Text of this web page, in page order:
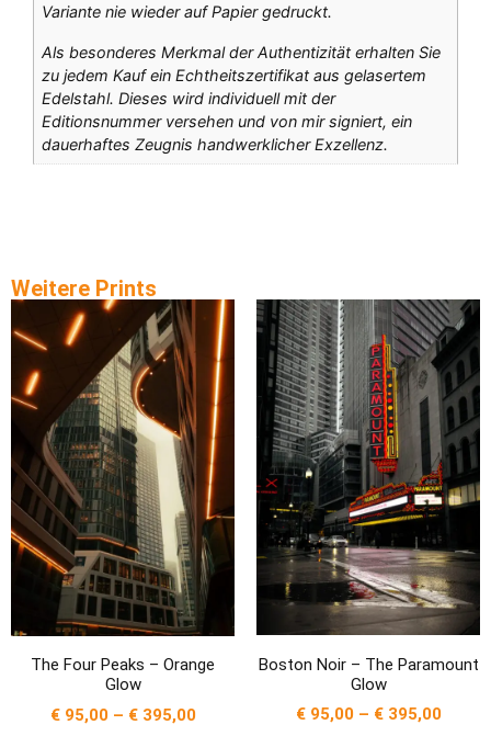
Variante nie wieder auf Papier gedruckt.
Als besonderes Merkmal der Authentizität erhalten Sie
zu jedem Kauf ein Echtheitszertifikat aus gelasertem
Edelstahl. Dieses wird individuell mit der
Editionsnummer versehen und von mir signiert, ein
dauerhaftes Zeugnis handwerklicher Exzellenz.
Weitere Prints
The Four Peaks – Orange
Glow
€95,00– €395,00
Boston Noir – The Paramount
Glow
€95,00– €395,00